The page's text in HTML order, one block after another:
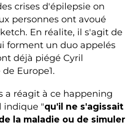
crises d'épilepsie on
personnes ont avoué
En réalite, il s'agit de
forment un duo appelés
déjà piégé Cyril
Europe1.
a réagit à ce happening
indique "qu'il ne s'agissait
la maladie ou de simuler